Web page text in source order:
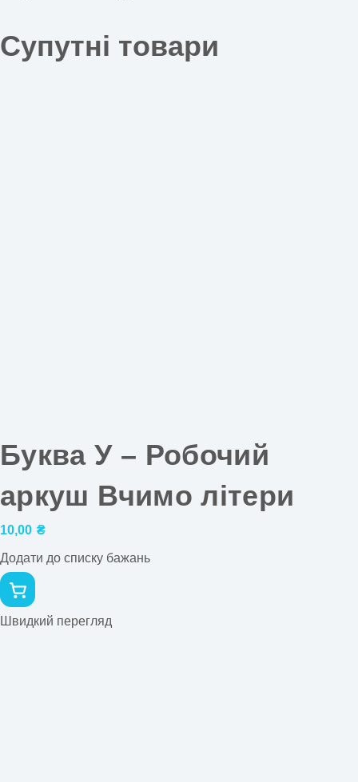
Супутні товари
Буква У – Робочий
аркуш Вчимо літери
10,00 ₴
Додати до списку бажань
Швидкий перегляд